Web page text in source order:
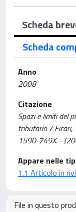
Scheda
Scheda
Anno
2008
Citazione
Spazi e limiti del
tributario / Ficari,
1590-749X. -
Appare nelle
1.1 Articolo in
File in questo